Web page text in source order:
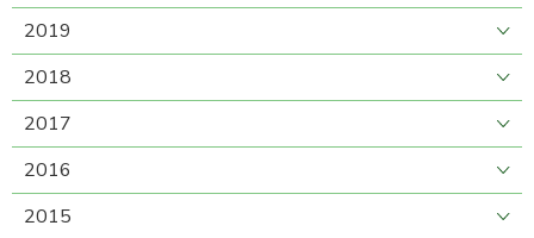
2019
2018
2017
2016
2015